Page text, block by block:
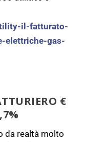
il-fatturato-
elettriche-gas-
€
da realtà molto